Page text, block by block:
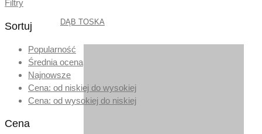
DĄB TOSKA
Filtry
Sortuj
Popularność
Średnia ocena
Najnowsze
Cena: od niskiej do wysokiej
Cena: od wysokiej do niskiej
Cena